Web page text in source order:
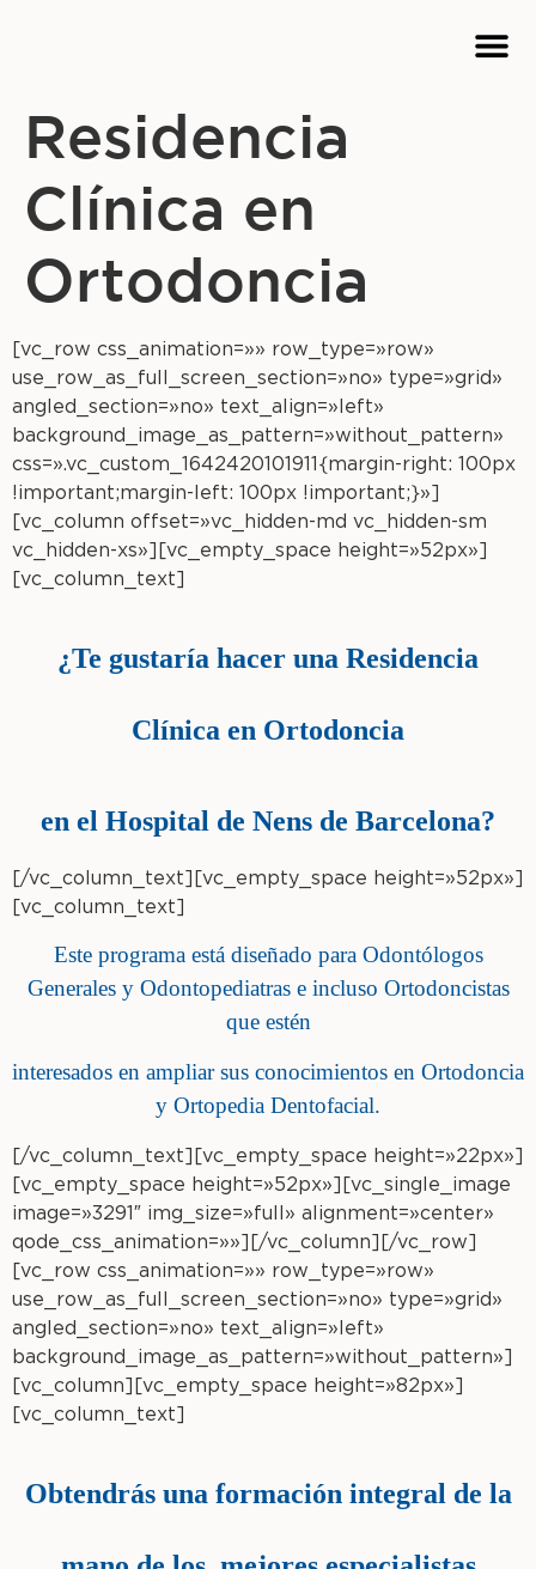
Residencia
Clínica en
Ortodoncia
[vc_row css_animation=»» row_type=»row»
use_row_as_full_screen_section=»no» type=»grid»
angled_section=»no» text_align=»left»
background_image_as_pattern=»without_pattern»
css=».vc_custom_1642420101911{margin-right: 100px
!important;margin-left: 100px !important;}»]
[vc_column offset=»vc_hidden-md vc_hidden-sm
vc_hidden-xs»][vc_empty_space height=»52px»]
[vc_column_text]
¿Te gustaría hacer una Residencia
Clínica en Ortodoncia
en el Hospital de Nens de Barcelona?
[/vc_column_text][vc_empty_space height=»52px»]
[vc_column_text]
Este programa está diseñado para Odontólogos
Generales y Odontopediatras e incluso Ortodoncistas
que estén
interesados en ampliar sus conocimientos en Ortodoncia
y Ortopedia Dentofacial.
[/vc_column_text][vc_empty_space height=»22px»]
[vc_empty_space height=»52px»][vc_single_image
image=»3291″ img_size=»full» alignment=»center»
qode_css_animation=»»][/vc_column][/vc_row]
[vc_row css_animation=»» row_type=»row»
use_row_as_full_screen_section=»no» type=»grid»
angled_section=»no» text_align=»left»
background_image_as_pattern=»without_pattern»]
[vc_column][vc_empty_space height=»82px»]
[vc_column_text]
Obtendrás una formación integral de la